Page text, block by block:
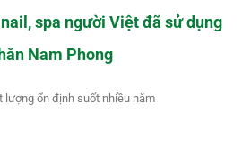
spa người Việt đã sử dụng
Nam Phong
lượng ổn định suốt nhiều năm